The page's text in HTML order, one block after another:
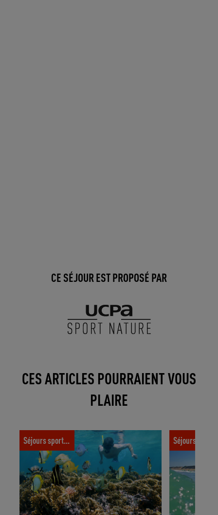
CE SÉJOUR EST PROPOSÉ PAR
CES ARTICLES POURRAIENT VOUS
PLAIRE
8 spots de plongée d'exception à
découvrir dans le monde
Séjours sportifs 5 spots de